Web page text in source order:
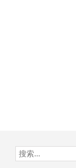
跳
至
搜
索：